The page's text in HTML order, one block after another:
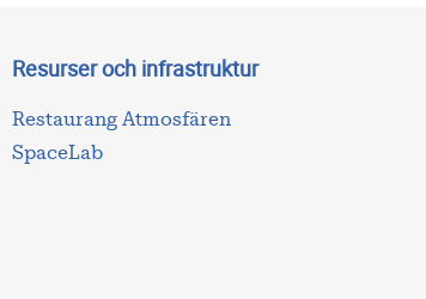
Resurser och infrastruktur
Restaurang Atmosfären
SpaceLab